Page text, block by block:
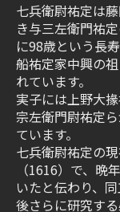
七兵衛尉祐定は
き与三左衛門祐
に98歳という長
船祐定家中興の
れています。
実子には上野大
宗左衛門尉祐定
ています。
七兵衛尉祐定の
（1616）で、晩
いたと伝わり、
後さらに研究す